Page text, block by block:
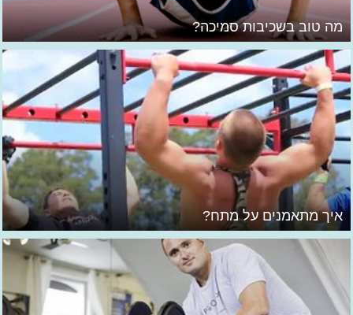
מה טוב בשכיבות סמיכה?
איך מתאמנים על מתח?